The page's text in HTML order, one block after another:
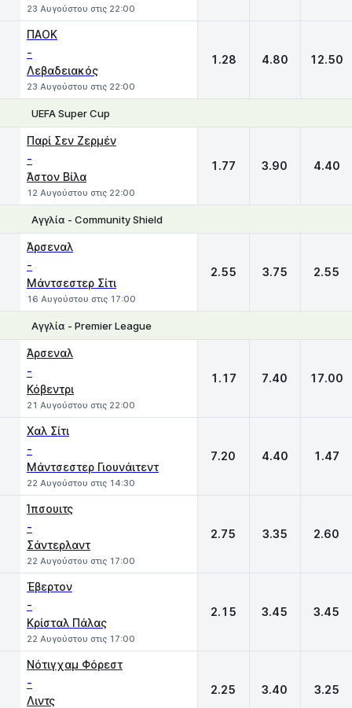
23 Αυγούστου στις 22:00
ΠΑΟΚ
-
Λεβαδειακός
23 Αυγούστου στις 22:00
1.28 4.80 12.50
UEFA Super Cup
Παρί Σεν Ζερμέν
-
Άστον Βίλα
12 Αυγούστου στις 22:00
1.77 3.90 4.40
Αγγλία - Community Shield
Άρσεναλ
-
Μάντσεστερ Σίτι
16 Αυγούστου στις 17:00
2.55 3.75 2.55
Αγγλία - Premier League
Άρσεναλ
-
Κόβεντρι
21 Αυγούστου στις 22:00
1.17 7.40 17.00
Χαλ Σίτι
-
Μάντσεστερ Γιουνάιτεντ
22 Αυγούστου στις 14:30
7.20 4.40 1.47
Ίπσουιτς
-
Σάντερλαντ
22 Αυγούστου στις 17:00
2.75 3.35 2.60
Έβερτον
-
Κρίσταλ Πάλας
22 Αυγούστου στις 17:00
2.15 3.45 3.45
Νότιγχαμ Φόρεστ
-
Λιντς
2.25 3.40 3.25